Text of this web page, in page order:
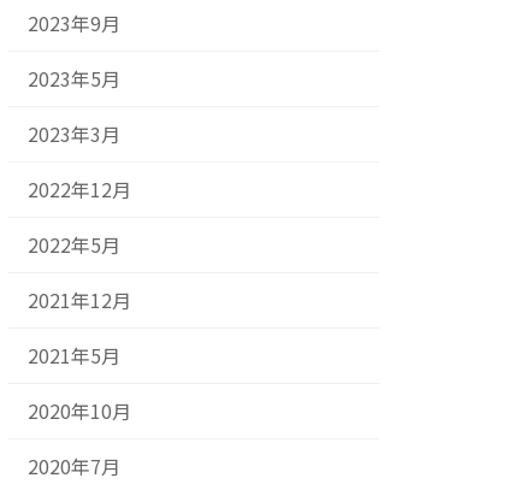
2023年9月
2023年5月
2023年3月
2022年12月
2022年5月
2021年12月
2021年5月
2020年10月
2020年7月